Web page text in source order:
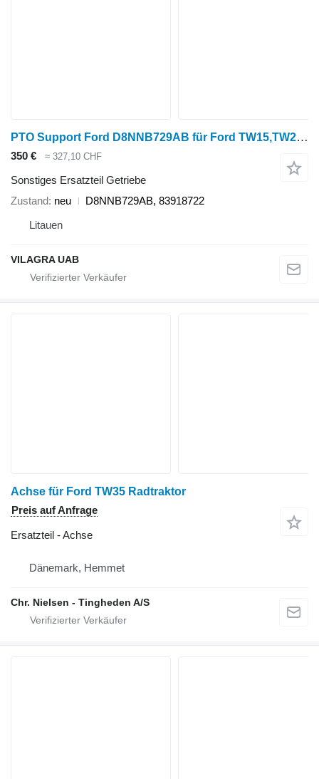
PTO Support Ford D8NNB729AB für Ford TW15,TW20,8730,8830 Radtraktor
350 € ≈ 327,10 CHF
Sonstiges Ersatzteil Getriebe
Zustand neu
D8NNB729AB, 83918722
Litauen
VILAGRA UAB
Achse für Ford TW35 Radtraktor
Preis auf Anfrage
Ersatzteil - Achse
Dänemark, Hemmet
Chr. Nielsen - Tingheden A/S